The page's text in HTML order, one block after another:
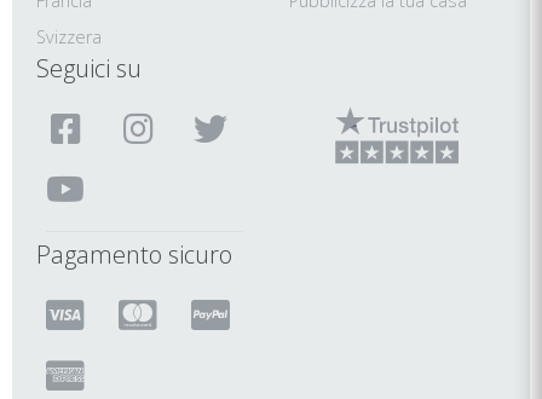
Svizzera
Seguici su
Pagamento sicuro